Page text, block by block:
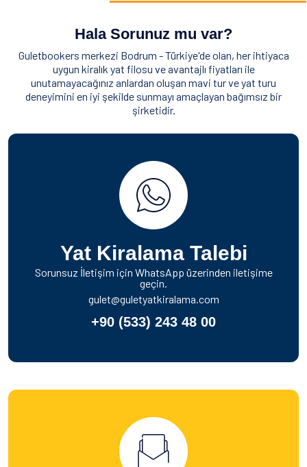
Hala Sorunuz mu var?
Guletbookers merkezi Bodrum - Türkiye'de olan, her ihtiyaca
uygun kiralık yat filosu ve avantajlı fiyatları ile
unutamayacağınız anlardan oluşan mavi tur ve yat turu
deneyimini en iyi şekilde sunmayı amaçlayan bağımsız bir
şirketidir.
Yat Kiralama Talebi
Sorunsuz İletişim için WhatsApp üzerinden iletişime
geçin.
gulet@guletyatkiralama.com
+90 (533) 243 48 00